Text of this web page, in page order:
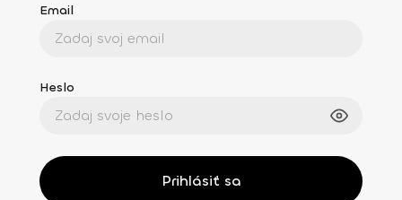
Email
Heslo
Prihlásiť sa